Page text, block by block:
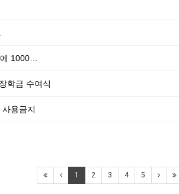
1000…
학금 수여식
용금지
1 2 3 4 5